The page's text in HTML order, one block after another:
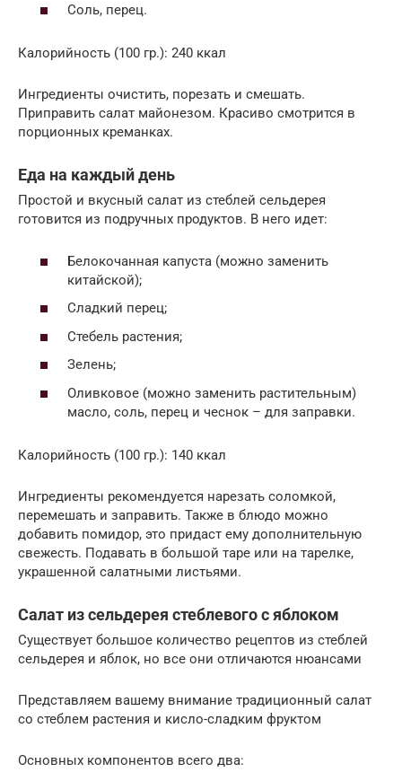
Соль, перец.
Калорийность (100 гр.): 240 ккал
Ингредиенты очистить, порезать и смешать.
Приправить салат майонезом. Красиво смотрится в
порционных креманках.
Еда на каждый день
Простой и вкусный салат из стеблей сельдерея
готовится из подручных продуктов. В него идет:
Белокочанная капуста (можно заменить
китайской);
Сладкий перец;
Стебель растения;
Зелень;
Оливковое (можно заменить растительным)
масло, соль, перец и чеснок – для заправки.
Калорийность (100 гр.): 140 ккал
Ингредиенты рекомендуется нарезать соломкой,
перемешать и заправить. Также в блюдо можно
добавить помидор, это придаст ему дополнительную
свежесть. Подавать в большой таре или на тарелке,
украшенной салатными листьями.
Салат из сельдерея стеблевого с яблоком
Существует большое количество рецептов из стеблей
сельдерея и яблок, но все они отличаются нюансами
Представляем вашему внимание традиционный салат
со стеблем растения и кисло-сладким фруктом
Основных компонентов всего два: